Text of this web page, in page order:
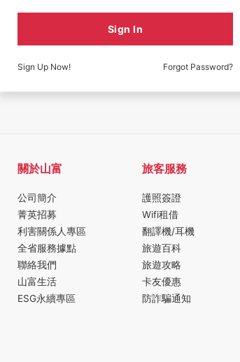
Sign In
Sign Up Now! Forgot Password?
關於山富
公司簡介
菁英招募
利害關係人專區
全省服務據點
聯絡我們
山富生活
ESG永續專區
旅客服務
護照簽證
Wifi租借
翻譯機/耳機
旅遊百科
旅遊攻略
卡友優惠
防詐騙通知